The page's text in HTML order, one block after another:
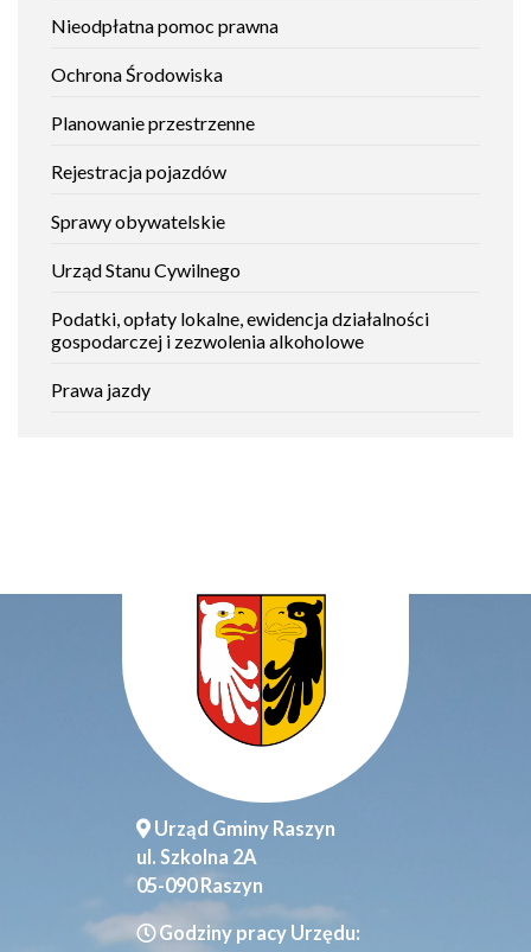
Nieodpłatna pomoc prawna
Ochrona Środowiska
Planowanie przestrzenne
Rejestracja pojazdów
Sprawy obywatelskie
Urząd Stanu Cywilnego
Podatki, opłaty lokalne, ewidencja działalności
gospodarczej i zezwolenia alkoholowe
Prawa jazdy
Urząd Gminy Raszyn
ul. Szkolna 2A
05-090 Raszyn
Godziny pracy Urzędu: